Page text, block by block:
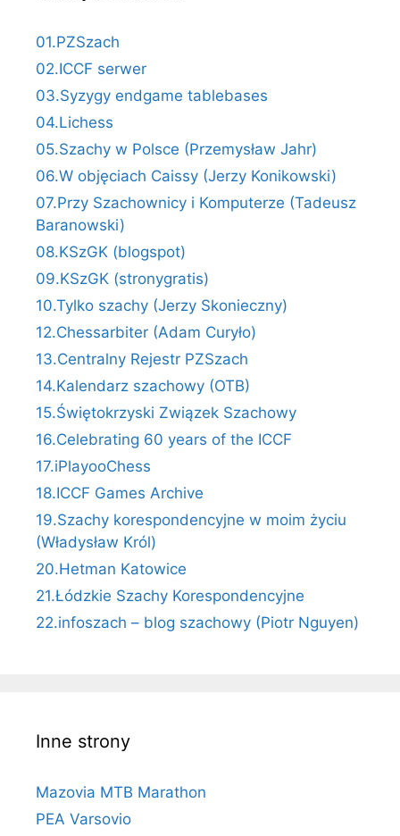
01.PZSzach
02.ICCF serwer
03.Syzygy endgame tablebases
04.Lichess
05.Szachy w Polsce (Przemysław Jahr)
06.W objęciach Caissy (Jerzy Konikowski)
07.Przy Szachownicy i Komputerze (Tadeusz
Baranowski)
08.KSzGK (blogspot)
09.KSzGK (stronygratis)
10.Tylko szachy (Jerzy Skonieczny)
12.Chessarbiter (Adam Curyło)
13.Centralny Rejestr PZSzach
14.Kalendarz szachowy (OTB)
15.Świętokrzyski Związek Szachowy
16.Celebrating 60 years of the ICCF
17.iPlayooChess
18.ICCF Games Archive
19.Szachy korespondencyjne w moim życiu
(Władysław Król)
20.Hetman Katowice
21.Łódzkie Szachy Korespondencyjne
22.infoszach – blog szachowy (Piotr Nguyen)
Inne strony
Mazovia MTB Marathon
PEA Varsovio